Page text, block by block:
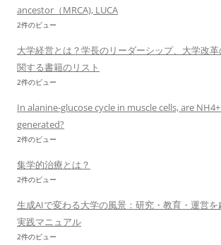
ancestor（MRCA), LUCA
2件のビュー
大学経営とは？学長のリーダーシップ、大学改
関する書籍のリスト
2件のビュー
In alanine-glucose cycle in muscle cells, are
generated?
2件のビュー
集学的治療とは？
2件のビュー
生成AIで変わる大学の風景：研究・教育・運営
実践マニュアル
2件のビュー